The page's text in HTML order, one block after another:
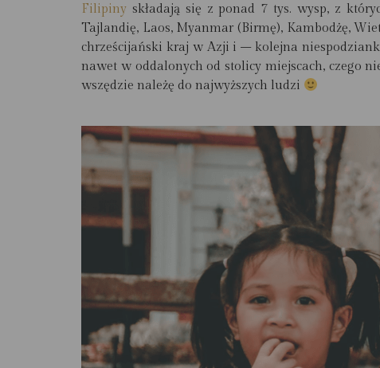
Filipiny składają się z ponad 7 tys. wysp, z
Tajlandię, Laos, Myanmar (Birmę), Kambodżę,
chrześcijański kraj w Azji i – kolejna
nawet w oddalonych od stolicy miejscach, czego
wszędzie należę do najwyższych ludzi